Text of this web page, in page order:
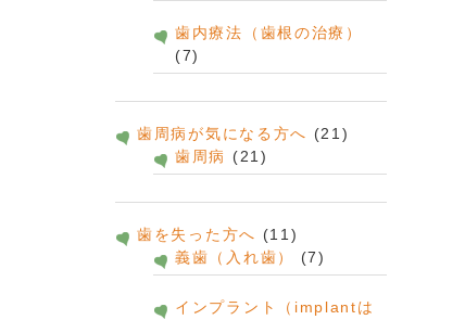
歯内療法（歯根の治療）
(7)
歯周病が気になる方へ (21)
歯周病
(21)
歯を失った方へ (11)
義歯（入れ歯）
(7)
インプラント（implantは